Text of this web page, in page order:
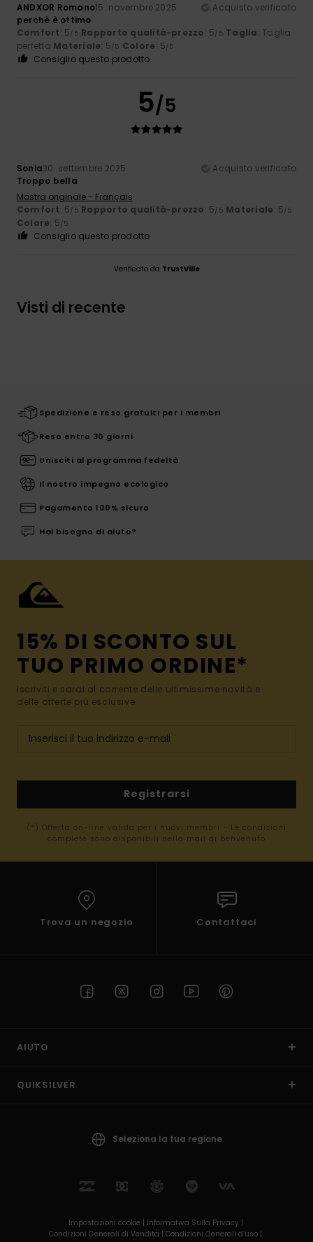
ANDXOR Romano15. novembre 2025
Acquisto verificato
perchè è ottimo
Comfort: 5/5 Rapporto qualità-prezzo: 5/5 Taglia: Taglia
perfetta Materiale: 5/5 Colore: 5/5
Consiglio questo prodotto
5/5
Sonia30. settembre 2025
Acquisto verificato
Troppo bella
Mostra originale - Français
Comfort: 5/5 Rapporto qualità-prezzo: 5/5 Materiale: 5/5
Colore: 5/5
Consiglio questo prodotto
Verificato da TrustVille
Visti di recente
Spedizione e reso gratuiti per i membri
Reso entro 30 giorni
Unisciti al programma fedeltà
Il nostro impegno ecologico
Pagamento 100% sicuro
Hai bisogno di aiuto?
15% DI SCONTO SUL
TUO PRIMO ORDINE*
Iscriviti e sarai al corrente delle ultimissime novità e
delle offerte più esclusive.
Registrarsi
(*) Offerta on-line valida per i nuovi membri - Le condizioni
complete sono disponibili nella mail di benvenuto
Trova un negozio Contattaci
AIUTO
QUIKSILVER
Seleziona la tua regione
Impostazioni cookie | Informativa Sulla Privacy |
Condizioni Generali di Vendita | Condizioni Generali d’uso |